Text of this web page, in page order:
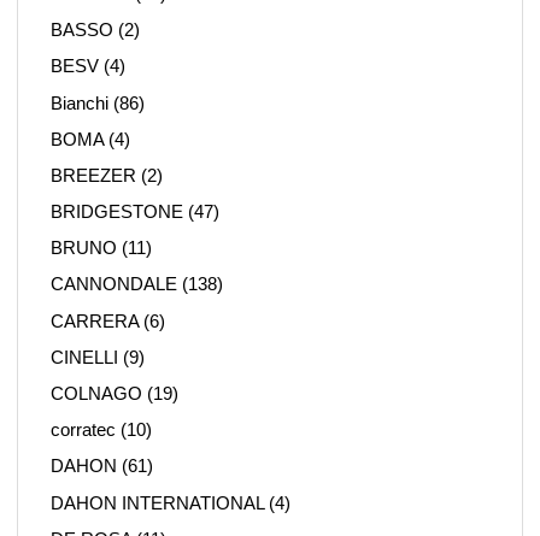
BASSO (2)
BESV (4)
Bianchi (86)
BOMA(4)
BREEZER (2)
BRIDGESTONE (47)
BRUNO (11)
CANNONDALE (138)
CARRERA(6)
CINELLI (9)
COLNAGO (19)
corratec (10)
DAHON (61)
DAHON INTERNATIONAL(4)